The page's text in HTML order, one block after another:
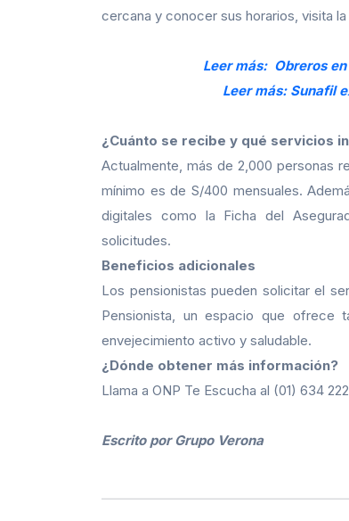
cercana y conocer sus horarios, visita
Leer más: Obreros
Leer más: Sunafil
¿Cuánto se recibe y qué servicios
Actualmente, más de 2,000 personas
mínimo es de S/400 mensuales.
digitales como la Ficha del
solicitudes.
Beneficios adicionales
Los pensionistas pueden solicitar el
Pensionista, un espacio que ofrece
envejecimiento activo y saludable.
¿Dónde obtener más información?
Llama a ONP Te Escucha al (01) 634
Escrito por Grupo Verona